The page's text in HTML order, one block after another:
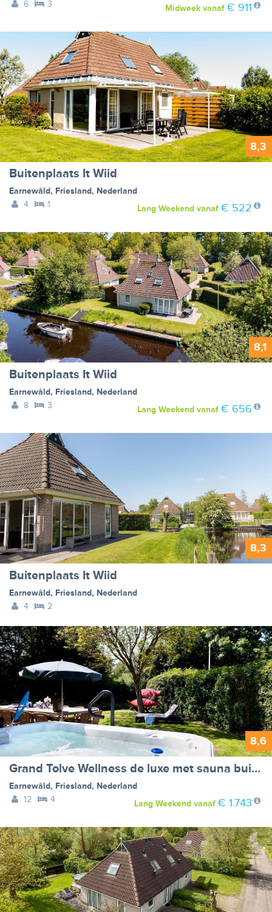
6 3 Midweekvanaf € 911
8,3
Buitenplaats It Wiid
Earnewâld, Friesland, Nederland
4
1 Lang Weekendvanaf € 522
8,1
Buitenplaats It Wiid
Earnewâld, Friesland, Nederland
8
3 Lang Weekendvanaf € 656
8,3
Buitenplaats It Wiid
Earnewâld, Friesland, Nederland
4
2
8,6
Grand Tolve Wellness de luxe met sauna buitenspa & sloep
Earnewâld, Friesland, Nederland
12
4 Lang Weekendvanaf € 1.743